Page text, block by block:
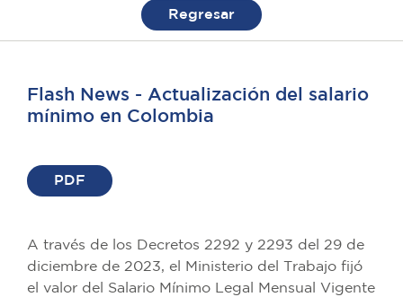
Regresar
Flash News - Actualización del salario
mínimo en Colombia
PDF
A través de los Decretos 2292 y 2293 del 29 de
diciembre de 2023, el Ministerio del Trabajo fijó
el valor del Salario Mínimo Legal Mensual Vigente